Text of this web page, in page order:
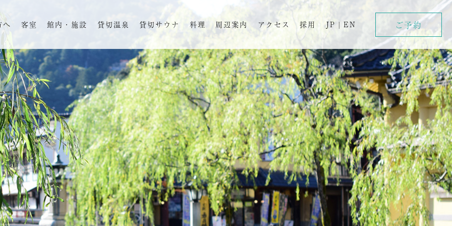
へ 客室 館内・施設 貸切温泉 貸切サウナ 料理 周辺案内 アクセス 採用 JP | EN ご予約